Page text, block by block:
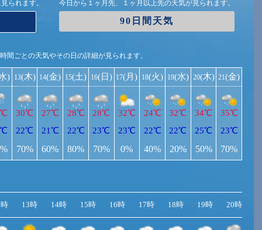
られます。 今日から１ヶ月先、１ヶ月以上先の天気が見られます。
90日間天気
間ごとの天気やその日の詳細が見られます。
) 13(木)
30℃
22℃
70%
14(金)
27℃
21℃
60%
15(土)
28℃
22℃
80%
16(日)
28℃
23℃
70%
17(月)
32℃
23℃
0%
18(火)
24℃
22℃
40%
19(水)
32℃
22℃
20%
20(木)
34℃
25℃
50%
21(金)
35℃
23℃
70%
13時 14時 15時 16時 17時 18時 19時 20時